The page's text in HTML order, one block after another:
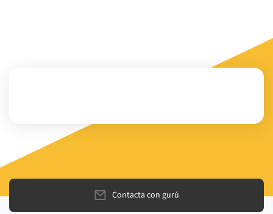
Contacta con gurú